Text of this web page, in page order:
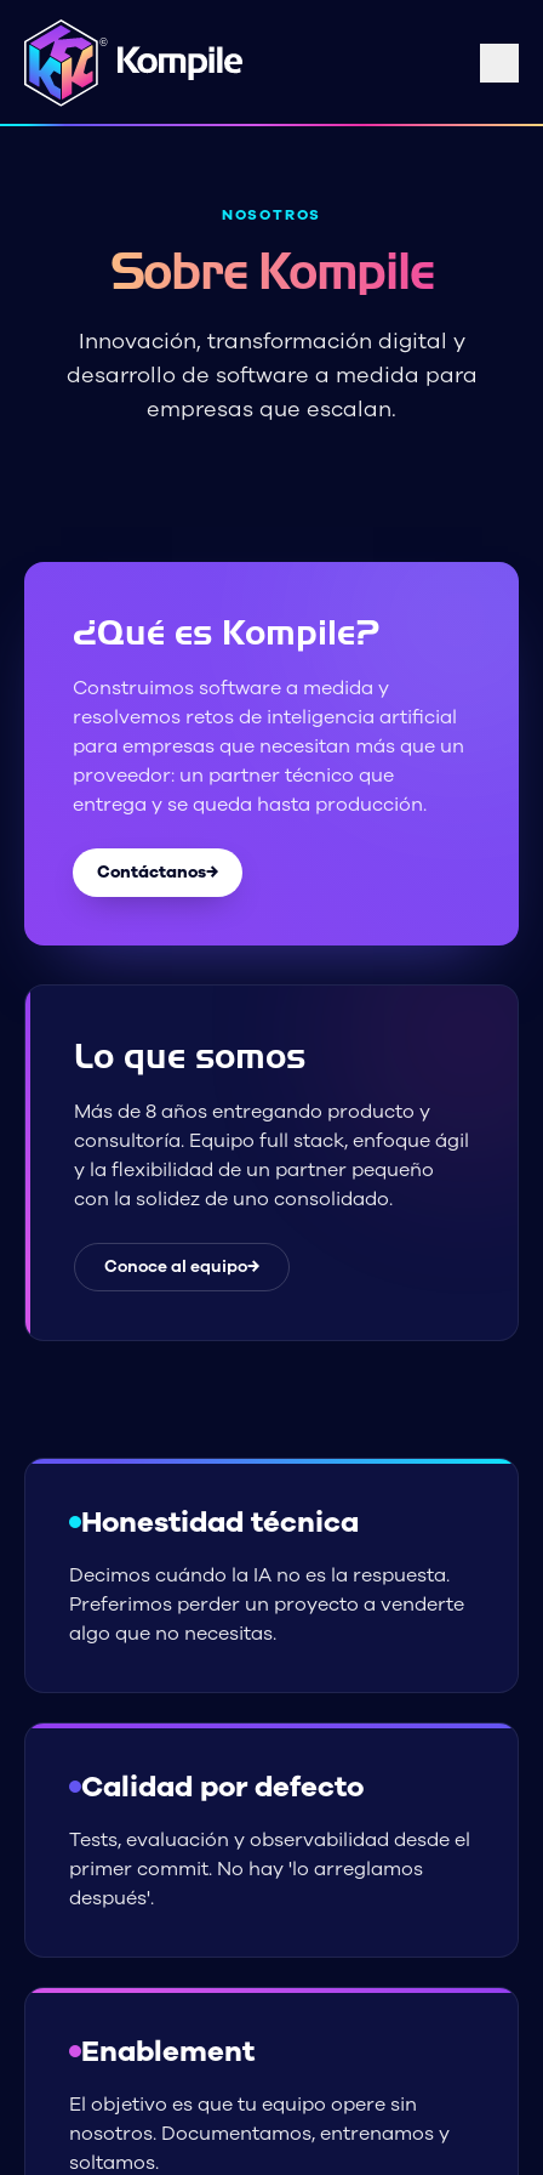
NOSOTROS
Sobre Kompile
Innovación, transformación digital y
desarrollo de software a medida para
empresas que escalan.
¿Qué es Kompile?
Construimos software a medida y
resolvemos retos de inteligencia artificial
para empresas que necesitan más que un
proveedor: un partner técnico que
entrega y se queda hasta producción.
Contáctanos→
Lo que somos
Más de 8 años entregando producto y
consultoría. Equipo full stack, enfoque ágil
y la flexibilidad de un partner pequeño
con la solidez de uno consolidado.
Conoce al equipo→
Honestidad técnica
Decimos cuándo la IA no es la respuesta.
Preferimos perder un proyecto a venderte
algo que no necesitas.
Calidad por defecto
Tests, evaluación y observabilidad desde el
primer commit. No hay 'lo arreglamos
después'.
Enablement
El objetivo es que tu equipo opere sin
nosotros. Documentamos, entrenamos y
soltamos.